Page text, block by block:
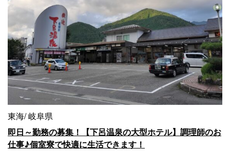
東海 岐阜県
即日～勤務の募集！【下呂温泉の大型ホテル】調理師のお
仕事♪個室寮で快適に生活できます！